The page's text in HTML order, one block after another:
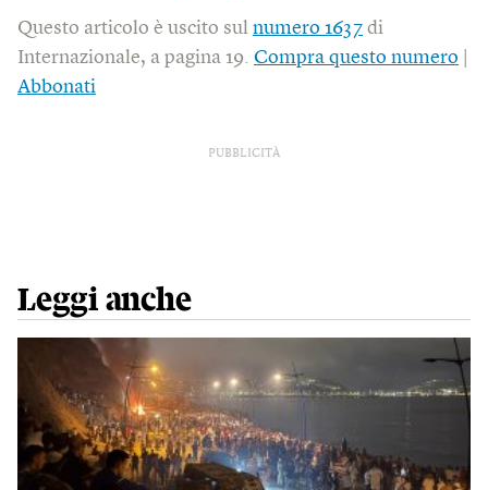
Questo articolo è uscito sul numero 1637 di
Internazionale, a pagina 19. Compra questo numero
Abbonati
PUBBLICITÀ
Leggi anche